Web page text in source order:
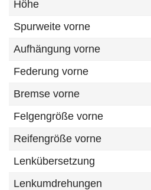
Höhe
Spurweite vorne
Aufhängung vorne
Federung vorne
Bremse vorne
Felgengröße vorne
Reifengröße vorne
Lenkübersetzung
Lenkumdrehungen